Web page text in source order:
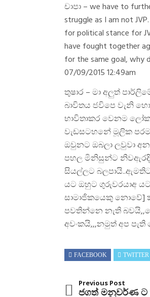
චාපා – we have to
struggle as I am not
for political stance for
have fought together
for the same goal, why
07/09/2015 12:49am
තුෂාර – මා අලුත්
බාවිතය ජවිපෙ වැනි
භාවිතාකර වෙනම
වැඩසටහනේ මූලික
ඔවුනට ඔබලා ලවුවා
පහල මිනිසුන්ට
සියල්ලට
යට ඔහුට ගුරුවරයාඅ
සාමාජිකයෙකු නොවේ]
පවතින්නෙ නැති
අවංකයි,,,නමුත් අප
FACEBOOK TWITTER
Previous Post
ජගත් මනුවර්ණ ට